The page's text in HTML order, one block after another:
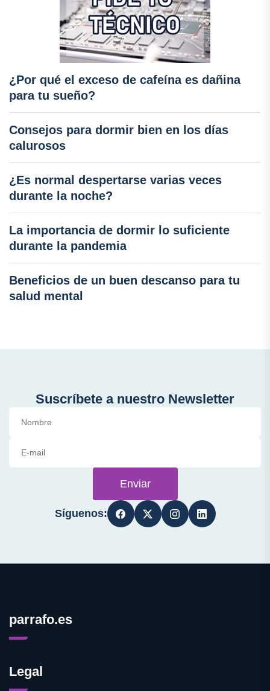
¿Por qué el exceso de cafeína es dañina
para tu sueño?
Consejos para dormir bien en los días
calurosos
¿Es normal despertarse varias veces
durante la noche?
La importancia de dormir lo suficiente
durante la pandemia
Beneficios de un buen descanso para tu
salud mental
Suscríbete a nuestro Newsletter
Enviar
Síguenos:
parrafo.es
Legal